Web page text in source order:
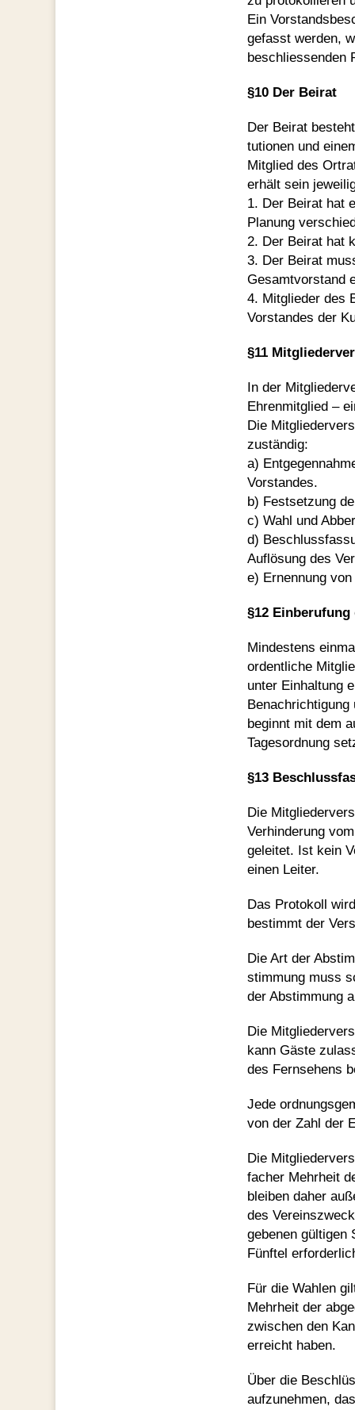
Ein
gefasst werden,
beschliessenden
§10 Der Beirat
Der Beirat
tutionen und
Mitglied des
erhält sein
1. Der Beirat hat
Planung
2. Der Beirat hat
3. Der Beirat
Gesamtvorstand
4. Mitglieder des
Vorstandes der
§11
In der
Ehrenmitglied –
Die
zuständig:
a)
Vorstandes.
b) Festsetzung
c) Wahl und
d)
Auflösung des
e) Ernennung
§12
Mindestens
ordentliche
unter Einhaltung
Benachrichtigung
beginnt mit dem
Tagesordnung
§13
Die
Verhinderung
geleitet. Ist kein
einen Leiter.
Das Protokoll
bestimmt der
Die Art der
stimmung muss
der Abstimmung
Die
kann Gäste
des Fernsehens
Jede
von der Zahl der
Die
facher Mehrheit
bleiben daher
des
gebenen gültigen
Fünftel
Für die Wahlen
Mehrheit der
zwischen den
erreicht haben.
Über die
aufzunehmen,